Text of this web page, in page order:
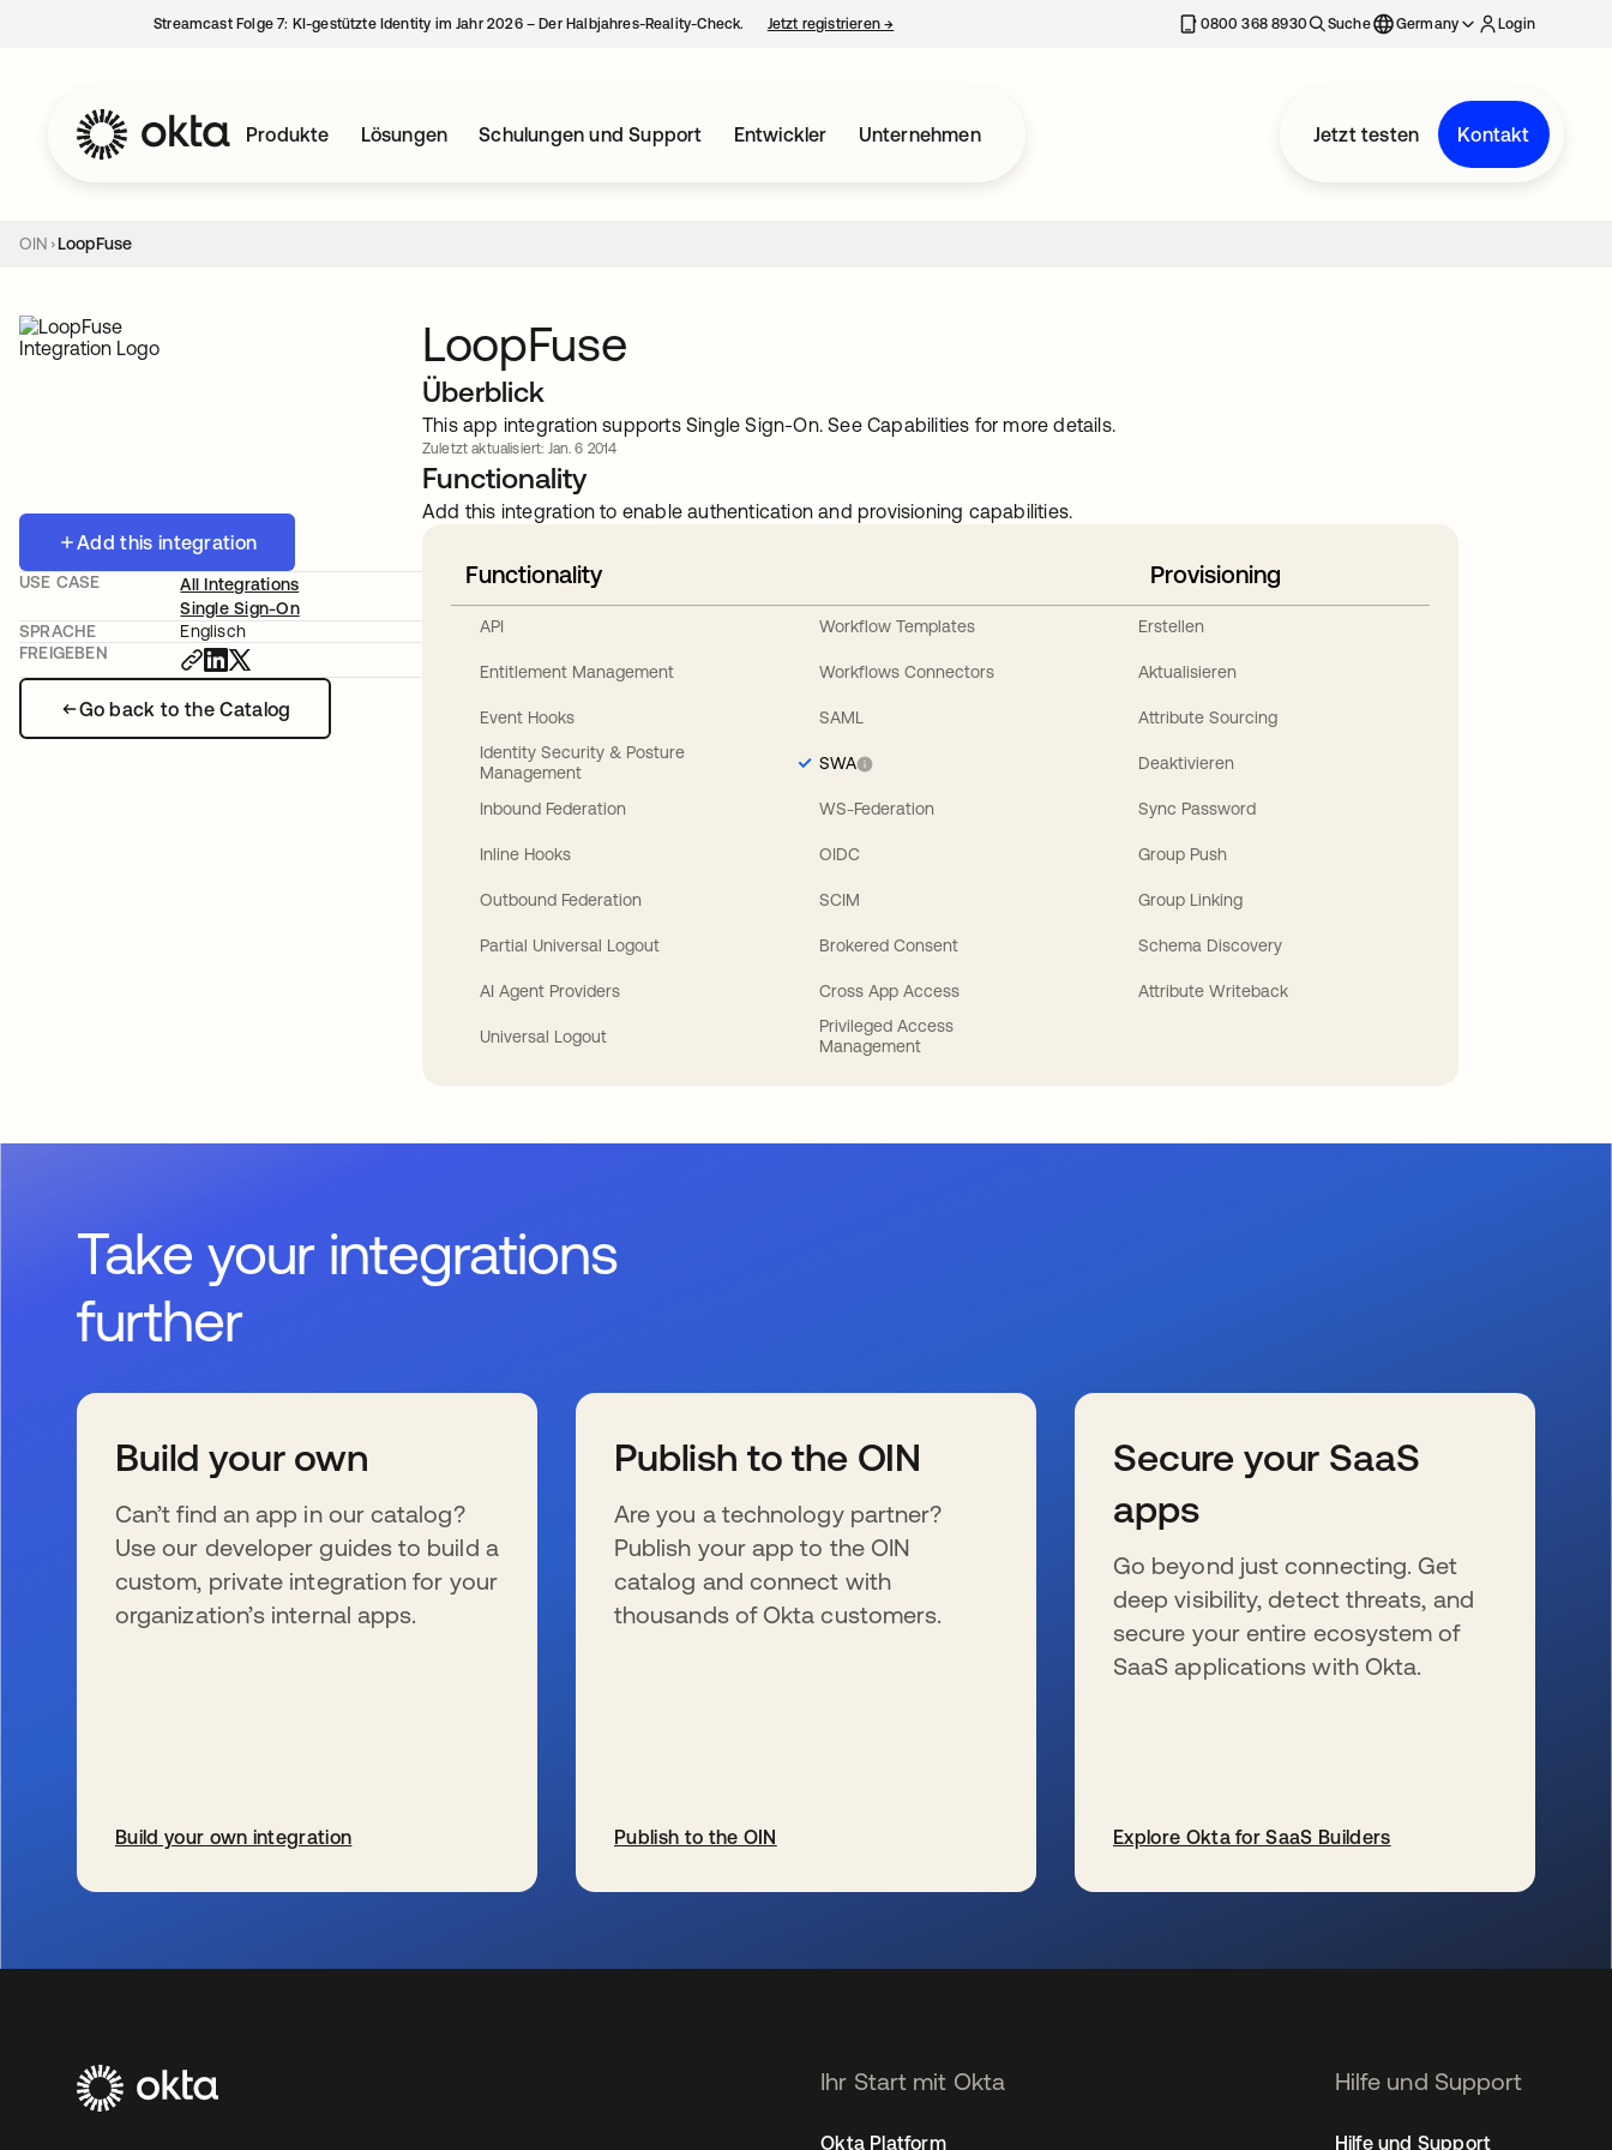
Streamcast Folge 7: KI-gestützte Identity im Jahr 2026 – Der Halbjahres-Reality-Check. Jetzt registrieren→ 0800 368 8930 Suche Germany Login
Produkte Lösungen Schulungen und Support Entwickler Unternehmen Jetzt testen Kontakt
OIN LoopFuse
Add this integration
Go back to the Catalog
USE CASE
All Integrations
Single Sign-On
SPRACHE
Englisch
FREIGEBEN
LoopFuse
Überblick
This app integration supports Single Sign-On. See Capabilities for more details.
Zuletzt aktualisiert: Jan. 6 2014
Functionality
Add this integration to enable authentication and provisioning capabilities.
Functionality
API
Entitlement Management
Event Hooks
Identity Security & Posture
Management
Inbound Federation
Inline Hooks
Outbound Federation
Partial Universal Logout
AI Agent Providers
Universal Logout
Workflow Templates
Workflows Connectors
SAML
SWA
WS-Federation
OIDC
SCIM
Brokered Consent
Cross App Access
Privileged Access
Management
Provisioning
Erstellen
Aktualisieren
Attribute Sourcing
Deaktivieren
Sync Password
Group Push
Group Linking
Schema Discovery
Attribute Writeback
Take your integrations
further
Build your own
Can’t find an app in our catalog?
Use our developer guides to build a
custom, private integration for your
organization’s internal apps.
Build your own integration
Publish to the OIN
Are you a technology partner?
Publish your app to the OIN
catalog and connect with
thousands of Okta customers.
Publish to the OIN
Secure your SaaS
apps
Go beyond just connecting. Get
deep visibility, detect threats, and
secure your entire ecosystem of
SaaS applications with Okta.
Explore Okta for SaaS Builders
Ihr Start mit Okta
Okta Platform
Hilfe und Support
Hilfe und Support